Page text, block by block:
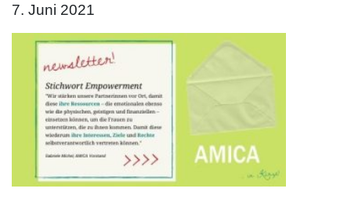
7. Juni 2021